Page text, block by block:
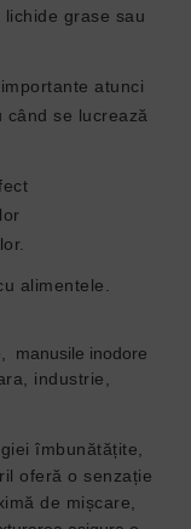
grase sau
atunci
când se lucrează
alimentele.
manusile inodore
industrie,
îmbunătățite,
oferă o senzație
de mișcare,